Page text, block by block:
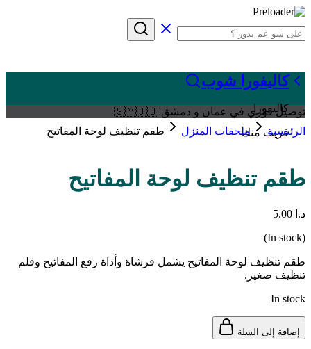
كاليفورا شوب
كاليفورا
قريب منك
توصيل فوري في عمان و دمشق 🇸🇾🇯🇴
الرئيسية
ملحقات المنزل طقم تنظيف لوحة المفاتيح
طقم تنظيف لوحة المفاتيح
د.ا
(In stock)
طقم تنظيف لوحة المفاتيح يشمل فرشاة وأداة رفع المفاتيح وقلم
تنظيف صغير.
In stock
إضافة إلى السلة